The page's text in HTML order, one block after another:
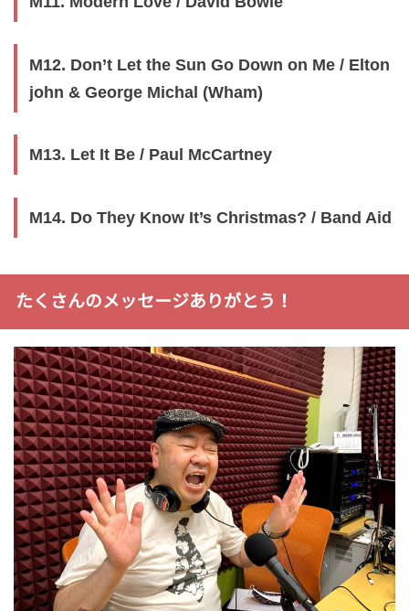
M12. Don’t Let the Sun Go Down on Me / Elton
john & George Michal (Wham)
M13. Let It Be / Paul McCartney
M14. Do They Know It’s Christmas? / Band Aid
たくさんのメッセージありがとう！